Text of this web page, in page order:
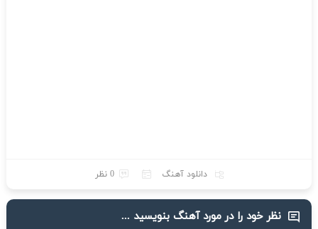
دانلود آهنگ 0 نظر
نظر خود را در مورد آهنگ بنویسید ...